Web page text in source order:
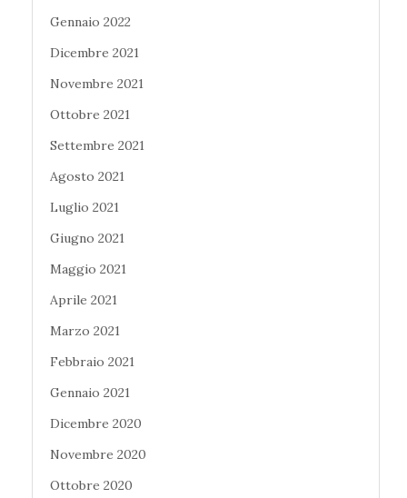
Gennaio 2022
Dicembre 2021
Novembre 2021
Ottobre 2021
Settembre 2021
Agosto 2021
Luglio 2021
Giugno 2021
Maggio 2021
Aprile 2021
Marzo 2021
Febbraio 2021
Gennaio 2021
Dicembre 2020
Novembre 2020
Ottobre 2020